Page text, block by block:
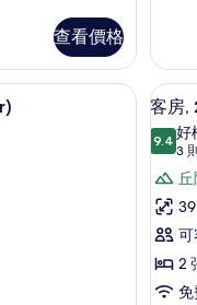
查看價格
有
相
片
VIEW
SUITE
的
情
空間
內保險箱、書桌、筆電工作空間
顯
示
客
房,
2
張
單
人
6
客房,
9.4
9.4
好
3
(3
則
評
論)
可
2
免